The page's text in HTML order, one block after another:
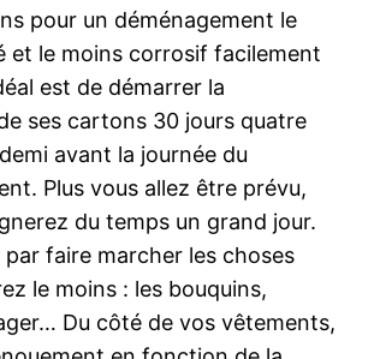
pour un déménagement le
et le moins corrosif facilement
est de démarrer la
ses cartons 30 jours quatre
avant la journée du
Plus vous allez être prévu,
du temps un grand jour.
faire marcher les choses
le moins : les bouquins,
Du côté de vos vêtements,